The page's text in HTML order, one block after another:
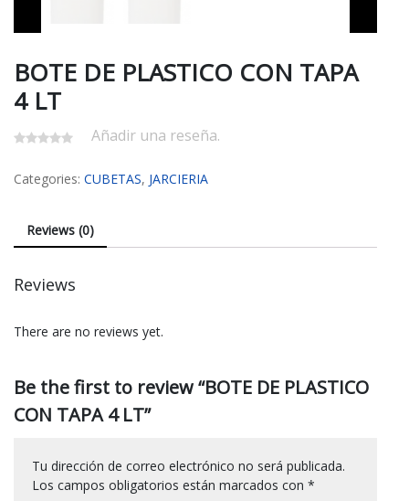
BOTE DE PLASTICO CON TAPA
4 LT
Añadir una reseña.
Categories: CUBETAS, JARCIERIA
Reviews (0)
Reviews
There are no reviews yet.
Be the first to review “BOTE DE PLASTICO
CON TAPA 4 LT”
Tu dirección de correo electrónico no será publicada.
Los campos obligatorios están marcados con *